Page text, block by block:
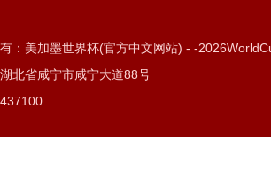
：美加墨世界杯(官方中文网站) - -
北省咸宁市咸宁大道88号